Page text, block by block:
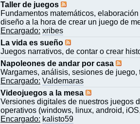
Taller de juegos
Fundamentos matemáticos,
diseño a la hora de crear un juego de
Encargado: xribes
La vida es sueño
Juegos narrativos, de contar o crear
Napoleones de andar por casa
Wargames, análisis, sesiones de
Encargado: Valdemaras
Videojuegos a la mesa
Versiones digitales de nuestros juegos
operativos (windows, linux, android,
Encargado: kalisto59